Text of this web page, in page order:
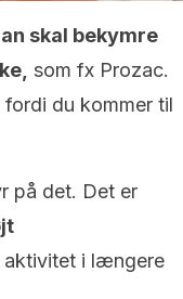
skal bekymre
som fx Prozac.
du kommer til
på det. Det er
i længere